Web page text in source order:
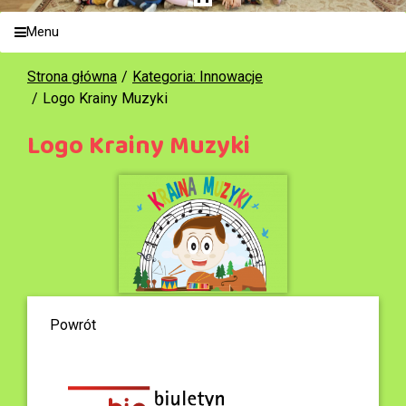
Menu
Strona główna
Kategoria: Innowacje
Logo Krainy Muzyki
Logo Krainy Muzyki
Powrót